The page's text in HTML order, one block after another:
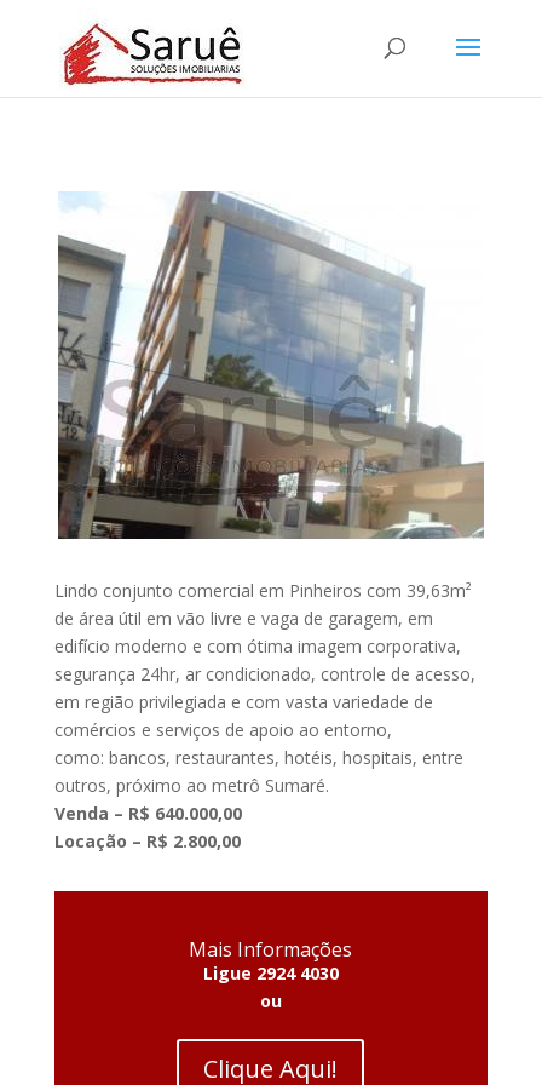
Lindo conjunto comercial em Pinheiros com 39,63m²
de área útil em vão livre e vaga de garagem, em
edifício moderno e com ótima imagem corporativa,
segurança 24hr, ar condicionado, controle de acesso,
em região privilegiada e com vasta variedade de
comércios e serviços de apoio ao entorno,
como: bancos, restaurantes, hotéis, hospitais, entre
outros, próximo ao metrô Sumaré.
Venda – R$ 640.000,00
Locação – R$ 2.800,00
Mais Informações
Ligue 2924 4030
ou
Clique Aqui!